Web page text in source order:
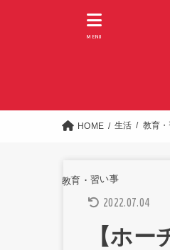
MENU
HOME 生活 教育
教育・習い事
2022.07.04
【ホ